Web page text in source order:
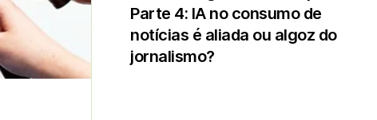
Parte 4: IA no consumo de
notícias é aliada ou algoz do
jornalismo?